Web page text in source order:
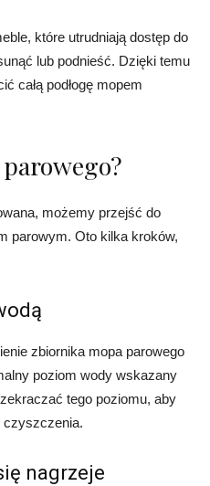
które utrudniają dostęp do
lub podnieść. Dzięki temu
całą podłogę mopem
możemy przejść do
parowym. Oto kilka kroków,
zbiornika mopa parowego
poziom wody wskazany
tego poziomu, aby
czyszczenia.
nagrzeje